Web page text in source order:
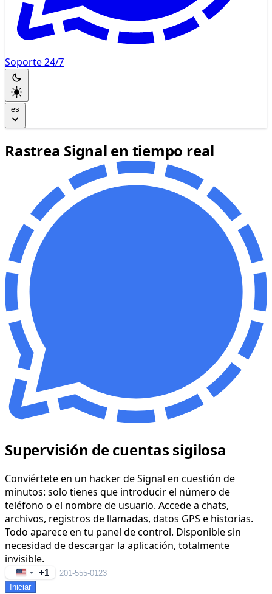
Soporte 24/7
es
Rastrea Signal en tiempo real
Supervisión de cuentas sigilosa
Conviértete en un hacker de Signal en cuestión de
minutos: solo tienes que introducir el número de
teléfono o el nombre de usuario. Accede a chats,
archivos, registros de llamadas, datos GPS e historias.
Todo aparece en tu panel de control. Disponible sin
necesidad de descargar la aplicación, totalmente
invisible.
United
States
+1
Iniciar